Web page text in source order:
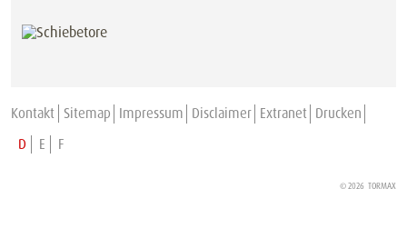
Kontakt Sitemap Impressum Disclaimer Extranet Drucken
D
E F
© 2026 TORMAX